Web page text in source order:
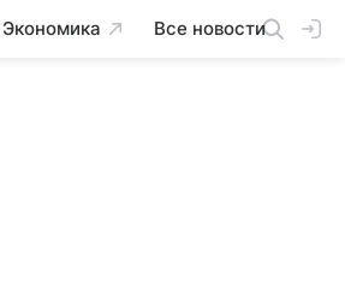
Экономика Все новости